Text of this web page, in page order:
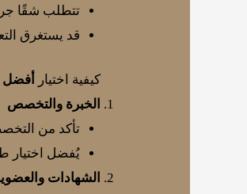
تتطلب شقًا
قد يستغرق
كيفية اختيار
أفضل
الخبرة والتخصص
تأكد من
يُفضل اختيار
الشهادات